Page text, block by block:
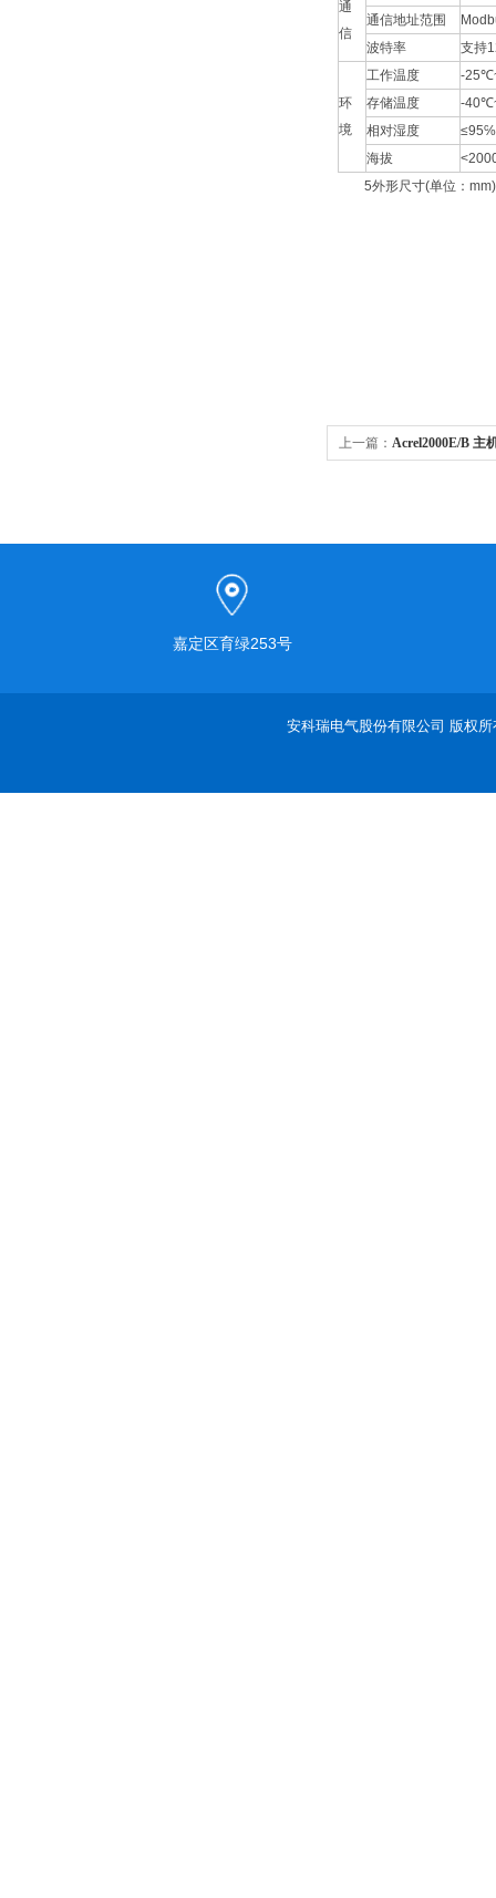
通
信
通信地址范围
波特率
支持
环
境
工作温度
-
存储温度
-
相对湿度
≤95℅
海拔
5外形尺寸(单位：mm)
上一篇： Acrel2000E/B 主
嘉定区育绿253号
安科瑞电气股份有限公司 版权